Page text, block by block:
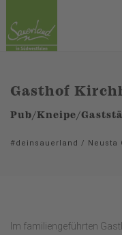
Gasthof
Pub/Kneipe/
#deinsauerland / Neusta
Im familiengeführten